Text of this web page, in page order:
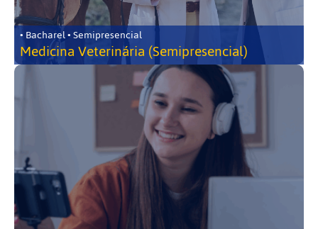
• Bacharel • Semipresencial
Medicina Veterinária (Semipresencial)